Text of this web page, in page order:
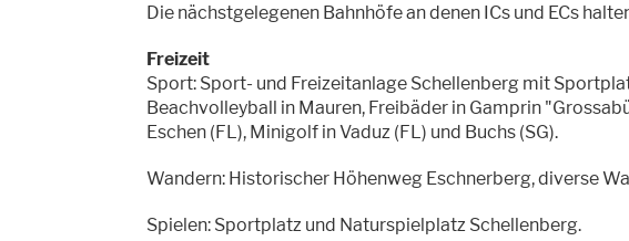
Die nächstgelegenen Bahnhöfe an denen ICs und ECs
Freizeit
Sport: Sport- und Freizeitanlage Schellenberg mit
Beachvolleyball in Mauren, Freibäder in Gamprin
Eschen (FL), Minigolf in Vaduz (FL) und Buchs (SG).
Wandern: Historischer Höhenweg Eschnerberg, diverse
Spielen: Sportplatz und Naturspielplatz Schellenberg.